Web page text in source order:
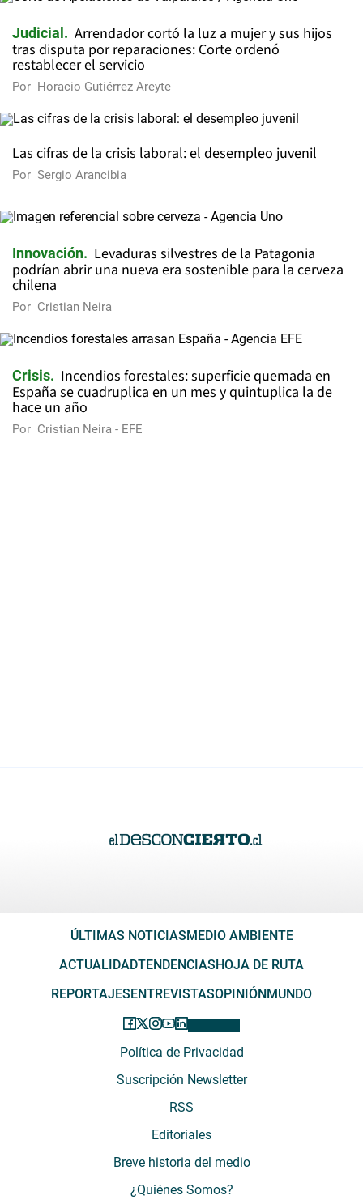
Judicial
Arrendador cortó la luz a mujer y sus hijos
tras disputa por reparaciones: Corte ordenó
restablecer el servicio
Por Horacio Gutiérrez Areyte
Las cifras de la crisis laboral: el desempleo juvenil
Por Sergio Arancibia
Innovación
Levaduras silvestres de la Patagonia
podrían abrir una nueva era sostenible para la cerveza
chilena
Por Cristian Neira
Crisis
Incendios forestales: superficie quemada en
España se cuadruplica en un mes y quintuplica la de
hace un año
Por Cristian Neira - EFE
ÚLTIMAS NOTICIASMEDIO AMBIENTE
ACTUALIDADTENDENCIASHOJA DE RUTA
REPORTAJESENTREVISTASOPINIÓNMUNDO
Política de Privacidad
Suscripción Newsletter
RSS
Editoriales
Breve historia del medio
¿Quiénes Somos?